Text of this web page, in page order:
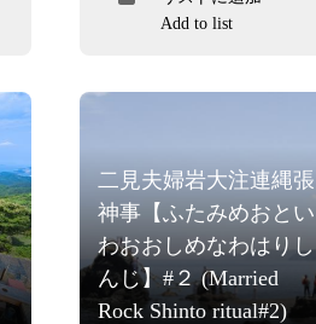
Add to list
二見夫婦岩大注連縄張
神事【ふたみめおとい
わおおしめなわはりし
んじ】#２ (Married
Rock Shinto ritual#2)